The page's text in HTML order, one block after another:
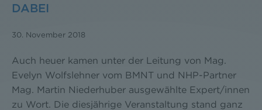
DABEI
30. November 2018
Auch heuer kamen unter der Leitung von Mag.
Evelyn Wolfslehner vom BMNT und NHP-Partner
Mag. Martin Niederhuber ausgewählte Expert/innen
zu Wort. Die diesjährige Veranstaltung stand ganz